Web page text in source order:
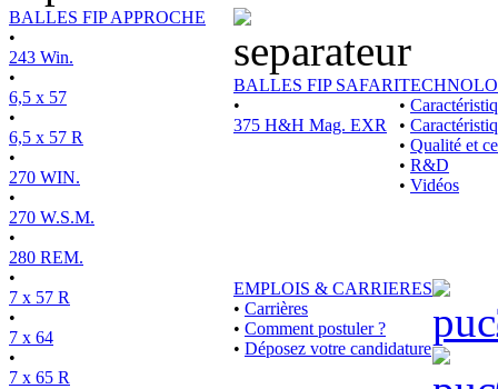
BALLES FIP APPROCHE
•
243 Win.
•
6,5 x 57
•
6,5 x 57 R
•
270 WIN.
•
270 W.S.M.
•
280 REM.
•
7 x 57 R
•
7 x 64
•
7 x 65 R
BALLES FIP SAFARI
•
375 H&H Mag. EXR
•
•
• Qualité et
• R&D
• Vidéos
EMPLOIS & CARRIERES
• Carrières
• Comment postuler ?
• Déposez votre candidature